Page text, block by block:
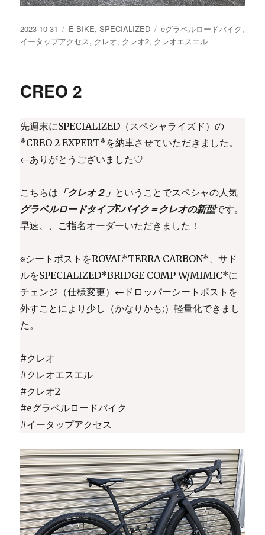
投
稿
2023-10-31
カ
テ
E-BIKE,SPECIALIZED
タ
グ
eグラベルロードバイク,
イータップアクセス, クレオ, クレオ2, クレオエスエル
CREO 2
先週末にSPECIALIZED（スペシャライズド）の
*CREO 2 EXPERT*を納車させていただきました。
←ありがとうございました♡
こちらは 「クレオ２」 ということでスペシャの人気
グラベルロードタイプEバイク＝クレオの新型です。
早速、、ご指名オーダーいただきました！
※シートポストをROVAL*TERRA CARBON*、サド
ルをSPECIALIZED*BRIDGE COMP W/MIMIC*に
チェンジ（仕様変更）←ドロッパーシートポストを
外すことにより少し（かなりかも;）軽量化できまし
た。
#クレオ
#クレオエスエル
#クレオ2
#eグラベルロードバイク
#イータップアクセス